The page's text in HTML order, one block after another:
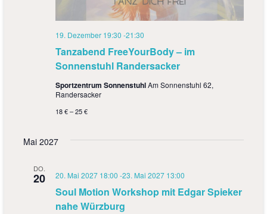
Tanzabend FreeYourBody – im
Sonnenstuhl Randersacker
19. Dezember 19:30 -21:30
Sportzentrum SonnenstuhlAm Sonnenstuhl 62,
Randersacker
18 € – 25 €
Mai 2027
DO.
20
Soul Motion Workshop mit Edgar Spieker
nahe Würzburg
20. Mai 2027 18:00 -23. Mai 2027 13:00